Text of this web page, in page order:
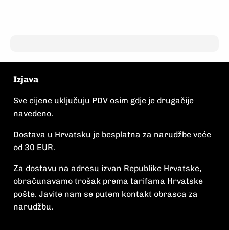
Izjava
Sve cijene uključuju PDV osim gdje je drugačije
navedeno.
Dostava u Hrvatsku je besplatna za narudžbe veće
od 30 EUR.
Za dostavu na adresu izvan Republike Hrvatske,
obračunavamo trošak prema tarifama Hrvatske
pošte. Javite nam se putem kontakt obrasca za
narudžbu.